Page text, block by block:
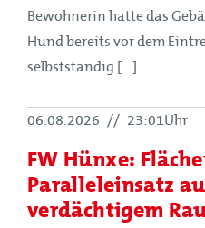
Bewohnerin hatte das
Hund bereits vor dem
selbstständig [...]
06.08.2026 // 23:01Uhr
FW Hünxe:
Paralleleinsatz
verdächtigem